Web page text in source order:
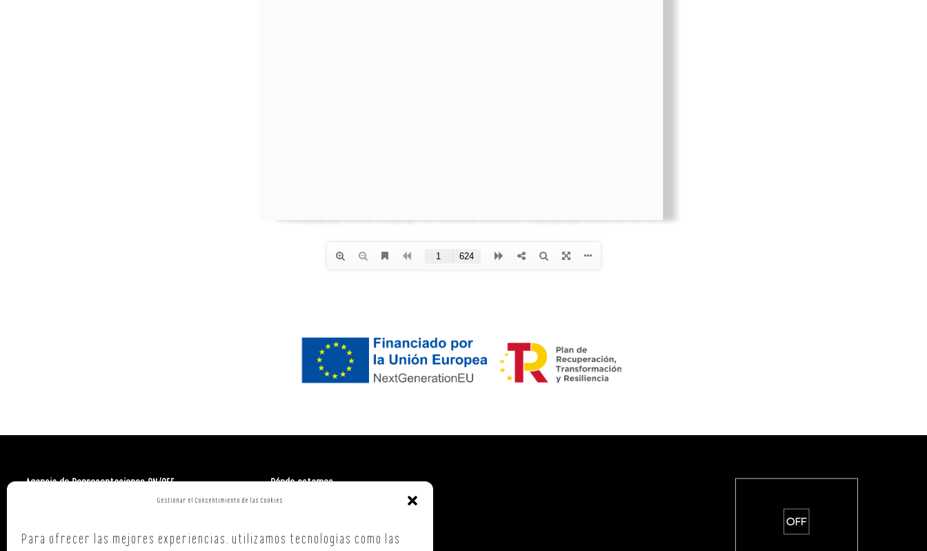
Gestionar el Consentimiento de las Cookies
Para ofrecer las mejores experiencias, utilizamos tecnologías como las
Agencia de Representaciones ON/OFF Dónde estamos
Santiago de Compostela